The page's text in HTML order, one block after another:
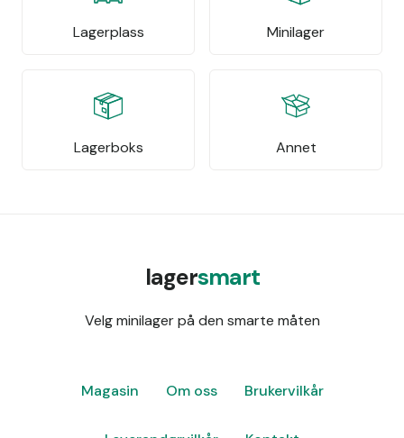
Lagerplass Minilager
Lagerboks Annet
lagersmart
Velg minilager på den smarte måten
Magasin Om oss Brukervilkår